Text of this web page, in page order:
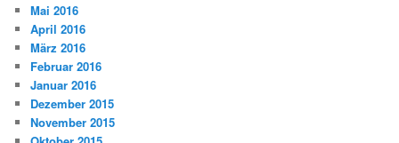
Mai 2016
April 2016
März 2016
Februar 2016
Januar 2016
Dezember 2015
November 2015